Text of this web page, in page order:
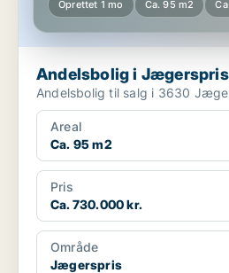
Oprettet 1 mo Ca. 95 m2
Andelsbolig i Jægerspris
Areal
Ca. 95 m2
Pris
Ca. 730.000 kr.
Område
Jægerspris